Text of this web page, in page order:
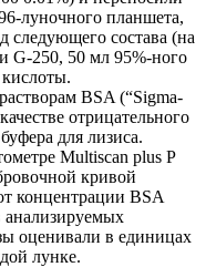
луночного планшета,
следующего состава (на
G-250, 50 мл 95%-ного
BSA (“Sigma-
отрицательного
для лизиса.
Multiscan plus P
кривой
концентрации BSA
анализируемых
оценивали в единицах
лунке.